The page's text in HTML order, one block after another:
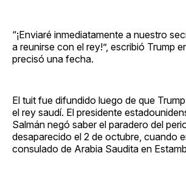
“¡Enviaré inmediatamente a nuestro
a reunirse con el rey!”, escribió Trump
precisó una fecha.
El tuit fue difundido luego de que
el rey saudí. El presidente
Salmán negó saber el paradero del
desaparecido el 2 de octubre, cuando
consulado de Arabia Saudita en